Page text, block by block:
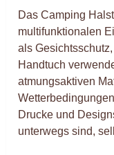
Das Camping
multifunktionalen
als
Handtuch
atmungsaktiven
Drucke und
unterwegs sind,